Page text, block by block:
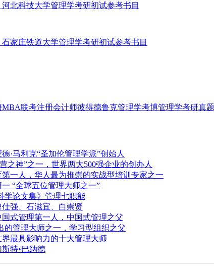
河北科技大学管理学考研初试参考书目
石家庄铁道大学管理学考研初试参考书目
MBA联考注册会计师彼得德鲁克管理学考博管理学考研真题
·马利克“圣加伦管理学派”创始人
之神”之一，世界两大500强企业的创办人
一人，华人最为推崇的实战型培训专家之一
“全球五位管理大师之一”
学论文集》管理七职能
强、石滋宜、白崇贤
国式管理第一人，中国式管理之父
的管理大师之一，学习型组织之父
最具影响力的十大管理大师
特•巴纳德